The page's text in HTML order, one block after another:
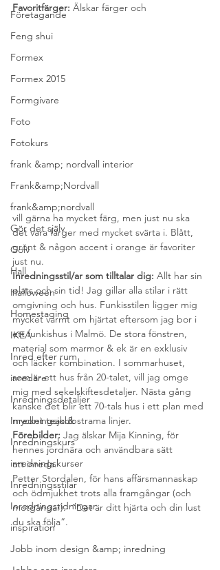
Företagande
Feng shui
Formex
Formex 2015
Formgivare
Foto
Fotokurs
frank &amp; nordvall interior
Frank&amp;Nordvall
frank&amp;nordvall
Gör det själv
Golv
Hall
Halloween
Homestaging
IKEA
Inred efter rum
inredare
Inredningsdetaljer
Inredningsjobb
Inredningskurs
inredningskurser
Inredningsstilar
Inredningstidningar
inspiration
Jobb inom design &amp; inredning
Favoritfärger: Älskar färger och
vill gärna ha mycket färg, men just nu ska
det vara färger med mycket svärta i. Blått,
grönt & någon accent i orange är favoriter
just nu.
Inredningsstil/ar som tilltalar dig: Allt har sin
plats och sin tid! Jag gillar alla stilar i rätt
omgivning och hus. Funkisstilen ligger mig
mycket varmt om hjärtat eftersom jag bor i
ett funkishus i Malmö. De stora fönstren,
material som marmor & ek är en exklusiv
och läcker kombination. I sommarhuset,
som är ett hus från 20-talet, vill jag omge
mig med sekelskiftesdetaljer. Nästa gång
kanske det blir ett 70-tals hus i ett plan med
mycket teak & strama linjer.
Förebilder: Jag älskar Mija Kinning, för
hennes jordnära och användbara sätt
att inreda.
Petter Stordalen, för hans affärsmannaskap
och ödmjukhet trots alla framgångar (och
motgångar).  “Det är ditt hjärta och din lust
du ska följa”.